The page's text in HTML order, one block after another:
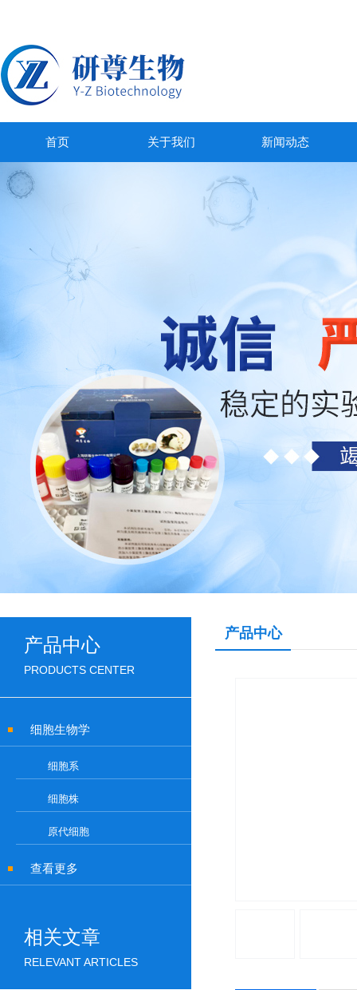
首页 关于我们 新闻动态
产品中心
PRODUCTS CENTER
细胞生物学
细胞系
细胞株
原代细胞
查看更多
相关文章
RELEVANT ARTICLES
产品中心